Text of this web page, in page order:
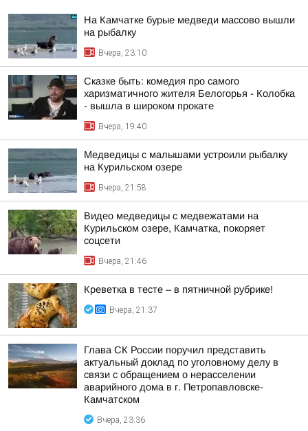
На Камчатке бурые медведи массово вышли
на рыбалку
Вчера, 23:10
Сказке быть: комедия про самого
харизматичного жителя Белогорья - Колобка
- вышла в широком прокате
Вчера, 19:40
Медведицы с малышами устроили рыбалку
на Курильском озере
Вчера, 21:58
Видео медведицы с медвежатами на
Курильском озере, Камчатка, покоряет
соцсети
Вчера, 21:46
Креветка в тесте – в пятничной рубрике!
Вчера, 21:37
Глава СК России поручил представить
актуальный доклад по уголовному делу в
связи с обращением о нерасселении
аварийного дома в г. Петропавловске-
Камчатском
Вчера, 23:36